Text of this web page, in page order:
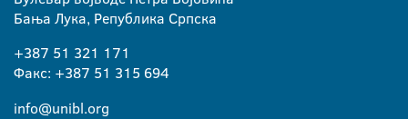
Бања Лука, Република Српска
+387 51 321 171
Факс: +387 51 315 694
info@unibl.org